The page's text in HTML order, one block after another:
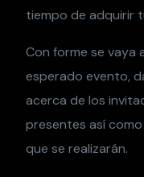
tiempo de adquirir
Con forme se vaya
esperado evento,
acerca de los
presentes así
que se realizarán.